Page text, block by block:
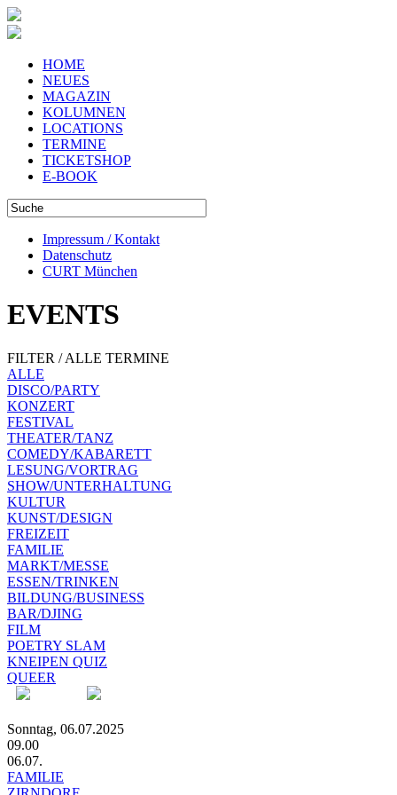
HOME
NEUES
MAGAZIN
KOLUMNEN
LOCATIONS
TERMINE
TICKETSHOP
E-BOOK
Impressum / Kontakt
Datenschutz
CURT München
EVENTS
FILTER / ALLE TERMINE
ALLE
DISCO/PARTY
KONZERT
FESTIVAL
THEATER/TANZ
COMEDY/KABARETT
LESUNG/VORTRAG
SHOW/UNTERHALTUNG
KULTUR
KUNST/DESIGN
FREIZEIT
FAMILIE
MARKT/MESSE
ESSEN/TRINKEN
BILDUNG/BUSINESS
BAR/DJING
FILM
POETRY SLAM
KNEIPEN QUIZ
QUEER
Sonntag, 06.07.2025
09.00
06.07.
FAMILIE